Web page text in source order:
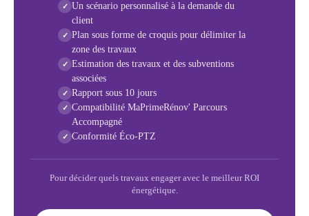
✓ Un scénario personnalisé à la demande du
client
✓ Plan sous forme de croquis pour délimiter la
zone des travaux
✓ Estimation des travaux et des subventions
associées
✓ Rapport sous 10 jours
✓ Compatibilité MaPrimeRénov' Parcours
Accompagné
✓ Conformité Éco-PTZ
Pour décider quels travaux engager avec le meilleur ROI
énergétique.